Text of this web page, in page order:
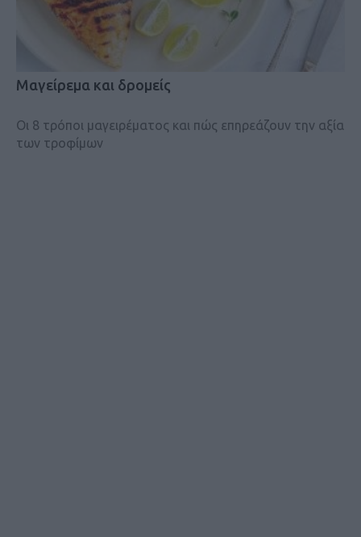
Μαγείρεμα και δρομείς
Οι 8 τρόποι μαγειρέματος και πώς επηρεάζουν την αξία
των τροφίμων